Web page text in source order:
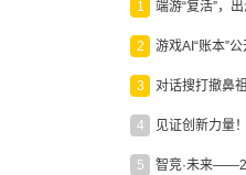
1
2
3
4 见证创新力量
5